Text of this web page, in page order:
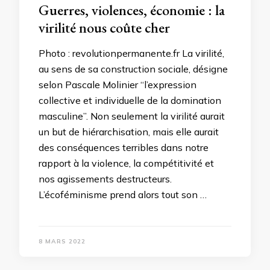
Guerres, violences, économie : la
virilité nous coûte cher
Photo : revolutionpermanente.fr La virilité,
au sens de sa construction sociale, désigne
selon Pascale Molinier “l’expression
collective et individuelle de la domination
masculine”. Non seulement la virilité aurait
un but de hiérarchisation, mais elle aurait
des conséquences terribles dans notre
rapport à la violence, la compétitivité et
nos agissements destructeurs.
L’écoféminisme prend alors tout son …
8 MARS 2022